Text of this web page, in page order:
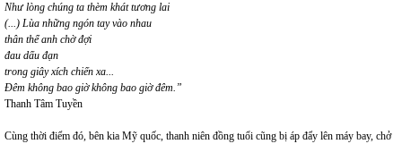
Như lòng chúng ta thèm khát tương lai
(...) Lùa những ngón tay vào nhau
thân thể anh chờ đợi
đau dấu đạn
trong giây xích chiến xa...
Đêm không bao giờ không bao giờ đêm.”
Thanh Tâm Tuyền
Cùng thời điểm đó, bên kia Mỹ quốc, thanh niên đồng tuổi cũng bị áp đẩy lên máy bay, chở